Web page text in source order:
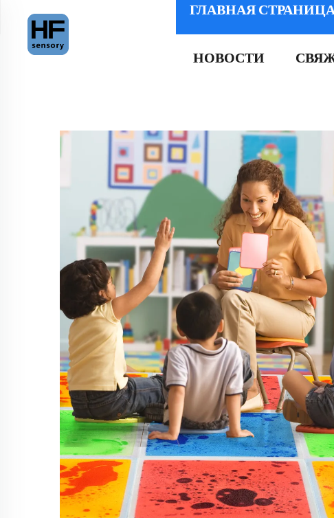
ГЛАВНАЯ
НОВОСТИ